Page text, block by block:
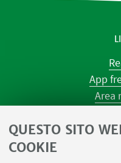
QUESTO SITO
COOKIE
App
Area